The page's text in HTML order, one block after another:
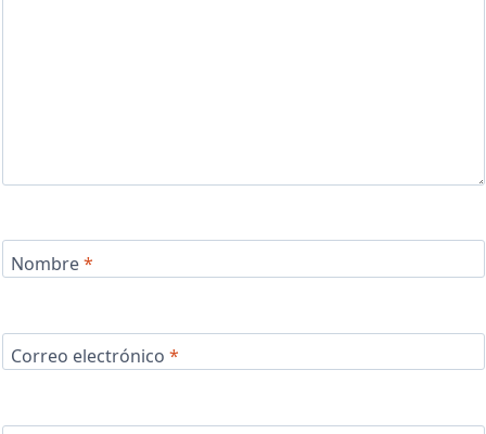
Nombre*
Correo electrónico *